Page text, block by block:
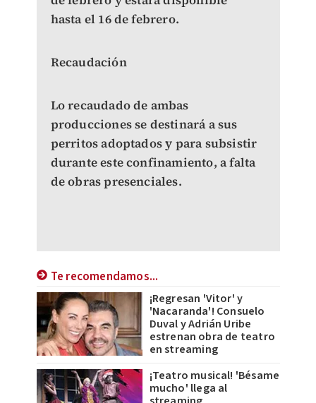
hasta el 16 de febrero.
Recaudación
Lo recaudado de ambas
producciones se destinará a sus
perritos adoptados y para subsistir
durante este confinamiento, a falta
de obras presenciales.
Te recomendamos...
¡Regresan 'Vitor' y
'Nacaranda'! Consuelo
Duval y Adrián Uribe
estrenan obra de teatro
en streaming
¡Teatro musical! 'Bésame
mucho' llega al